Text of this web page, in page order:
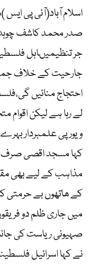
اسلام آباد(آئی پی
صدر محمد کاشف
جر تنظیمیںاہل
احتجاج منائیں
لے رہا ہے لیکن اقوام
ویورپی علمبردار
کہا مسجد اقصی صرف
مذاہب کے لیے بھی
کے ھاتھوں بے حرمتی
میں جاری ظلم دو
صہیونی ریاست کی
نے کہا اسرائیل